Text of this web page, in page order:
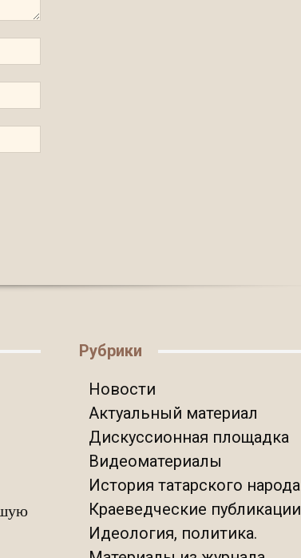
Рубрики
Новости
Актуальный материал
Дискуссионная площадка
Видеоматериалы
История татарского народа
Краеведческие публикации
Идеология, политика.